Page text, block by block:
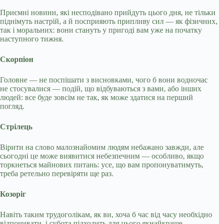
Приємні новини, які несподівано прийдуть цього дня, не тільки
піднімуть настрій, а й посприяють припливу сил — як фізичних,
так і моральних: вони стануть у пригоді вам уже на початку
наступного тижня.
Скорпіон
Головне — не поспішати з висновками, чого б вони водночас
не стосувалися — подій, що відбуваються з вами, або інших
людей: все буде зовсім не так, як може здатися на перший
погляд.
Стрілець
Вірити на слово малознайомим людям небажано завжди, але
сьогодні це може виявитися небезпечним — особливо, якщо
торкнеться майнових питань: усе, що вам пропонуватимуть,
треба ретельно перевіряти ще раз.
Козоріг
Навіть таким трудоголікам, як ви, хоча б час від часу необхідно